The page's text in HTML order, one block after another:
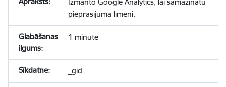
pieprasījuma līmeni.
1 minūte
_gid